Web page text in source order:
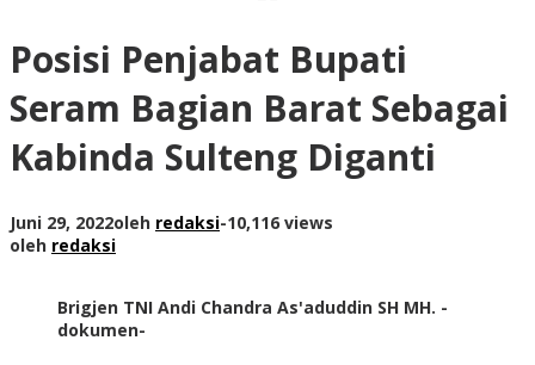
Posisi Penjabat Bupati
Seram Bagian Barat Sebagai
Kabinda Sulteng Diganti
Juni 29, 2022oleh redaksi-10,116 views
oleh redaksi
Brigjen TNI Andi Chandra As'aduddin SH MH. -
dokumen-